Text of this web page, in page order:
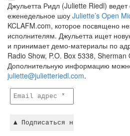
Джульетта Ридл (Juliette Riedl) ведет
еженедельное шоу Juliette’s Open
KCLAFM.com, которое посвящено
исполнителям. Джульетта ищет
и принимает демо-материалы по
Radio Show, P.O. Box 5338, Sherman
Дополнительную информацию
juliette@julietteriedl.com.